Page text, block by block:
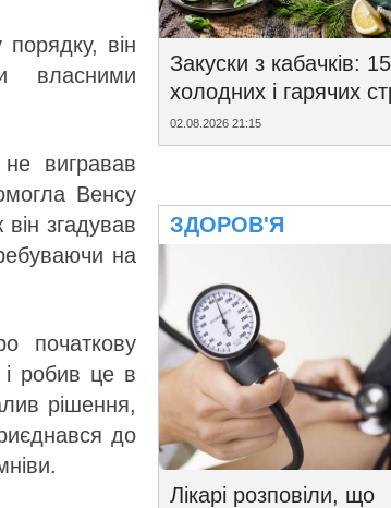
він
власними
вигравав
Венсу
згадував
на
початкову
і робив це в
рішення,
до
Закуски з кабачків: 15
холодних і гарячих
02.08.2026 21:15
ЗДОРОВ'Я
Лікарі розповіли, що